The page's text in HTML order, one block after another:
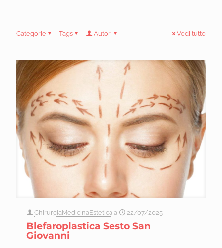
Categorie Tags Autori Vedi tutto
ChirurgiaMedicinaEstetica a 22/07/2025
Blefaroplastica Sesto San
Giovanni